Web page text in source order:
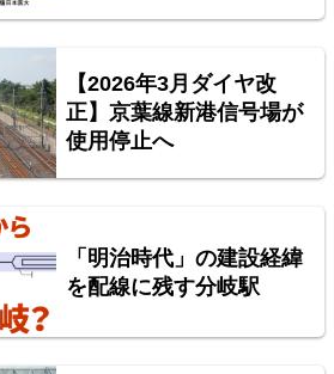
BOOTH
【2026年3月ダイヤ改
正】京葉線新港信号場が
使用停止へ
「明治時代」の建設経緯
を配線に残す分岐駅